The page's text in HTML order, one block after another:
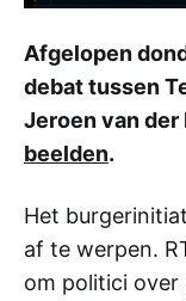
Afgelopen
debat tussen
Jeroen van der
beelden.
Het
af te werpen.
om politici over